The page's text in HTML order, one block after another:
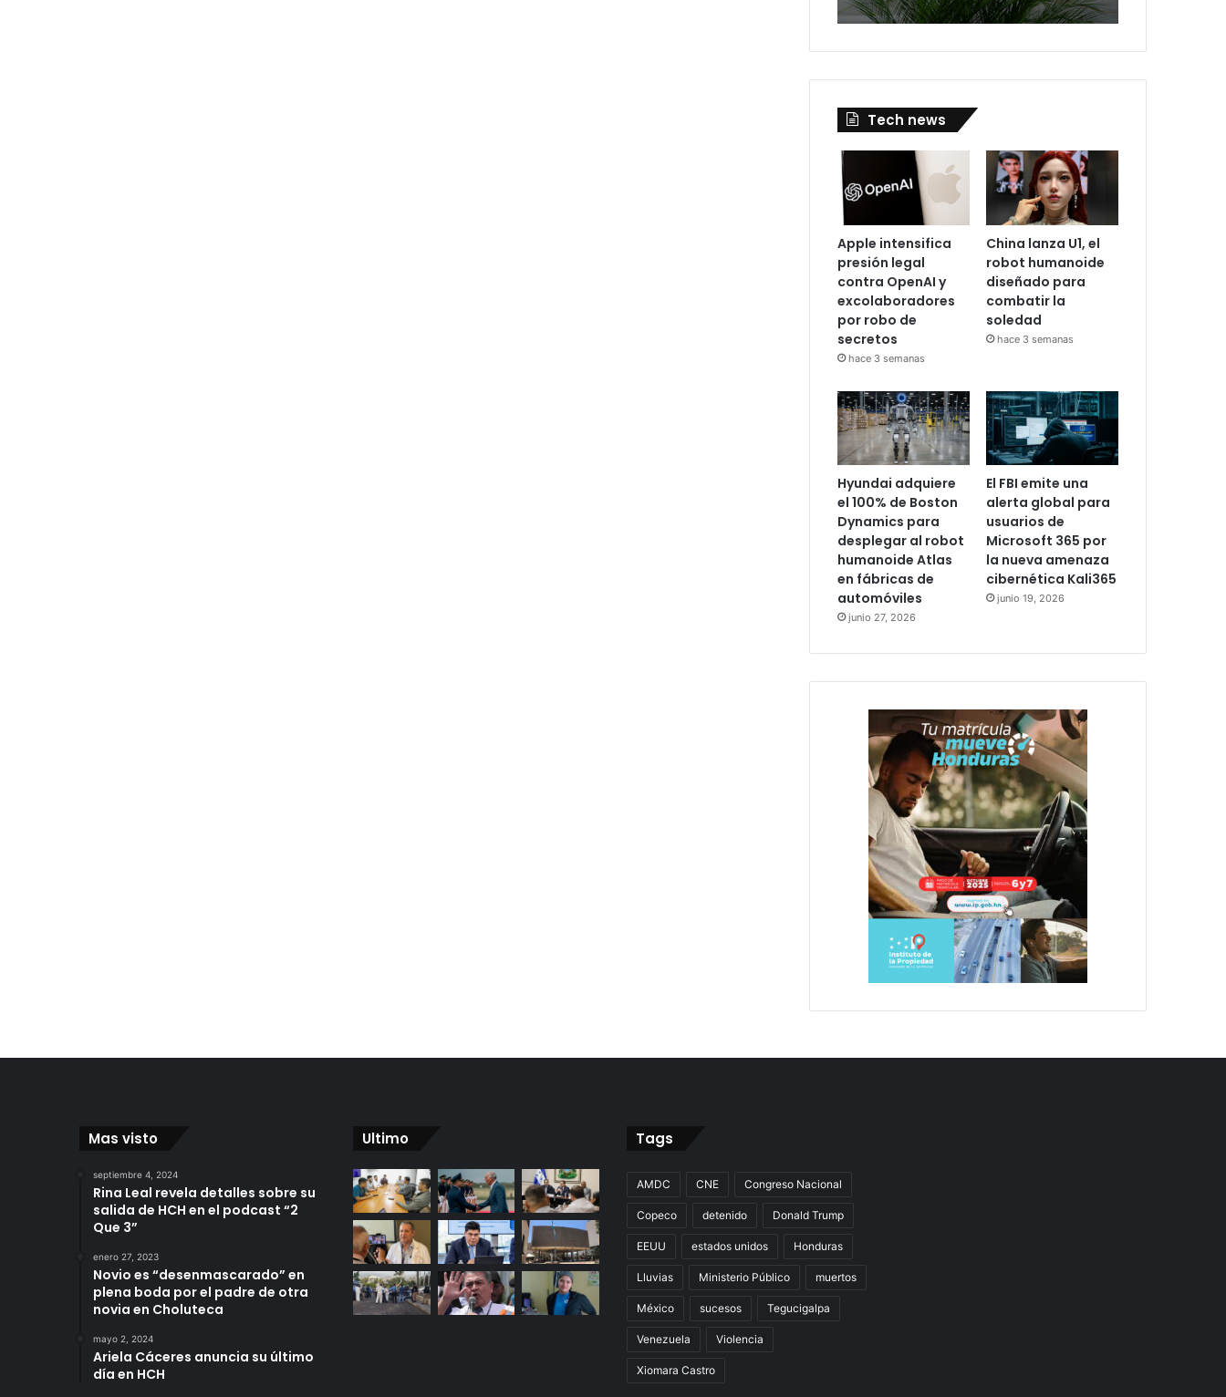
Tech news
Apple intensifica
presión legal
contra OpenAI y
excolaboradores
por robo de
secretos
hace 3 semanas
China lanza U1, el
robot humanoide
diseñado para
combatir la
soledad
hace 3 semanas
Hyundai adquiere
el 100% de Boston
Dynamics para
desplegar al robot
humanoide Atlas
en fábricas de
automóviles
junio 27, 2026
El FBI emite una
alerta global para
usuarios de
Microsoft 365 por
la nueva amenaza
cibernética Kali365
junio 19, 2026
Mas visto
septiembre 4, 2024
Rina Leal revela detalles sobre su
salida de HCH en el podcast “2
Que 3”
enero 27, 2023
Novio es “desenmascarado” en
plena boda por el padre de otra
novia en Choluteca
mayo 2, 2024
Ariela Cáceres anuncia su último
día en HCH
Ultimo Tags
AMDC CNE Congreso Nacional
Copeco detenido Donald Trump
EEUU estados unidos Honduras
Lluvias Ministerio Público muertos
México sucesos Tegucigalpa
Venezuela Violencia
Xiomara Castro